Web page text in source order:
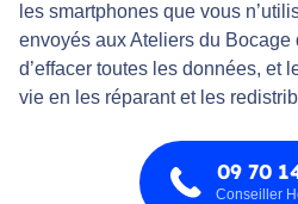
les smartphones que vous
envoyés aux Ateliers du Bocage
d’effacer toutes les données, et
vie en les réparant et les
09 70
Conseiller